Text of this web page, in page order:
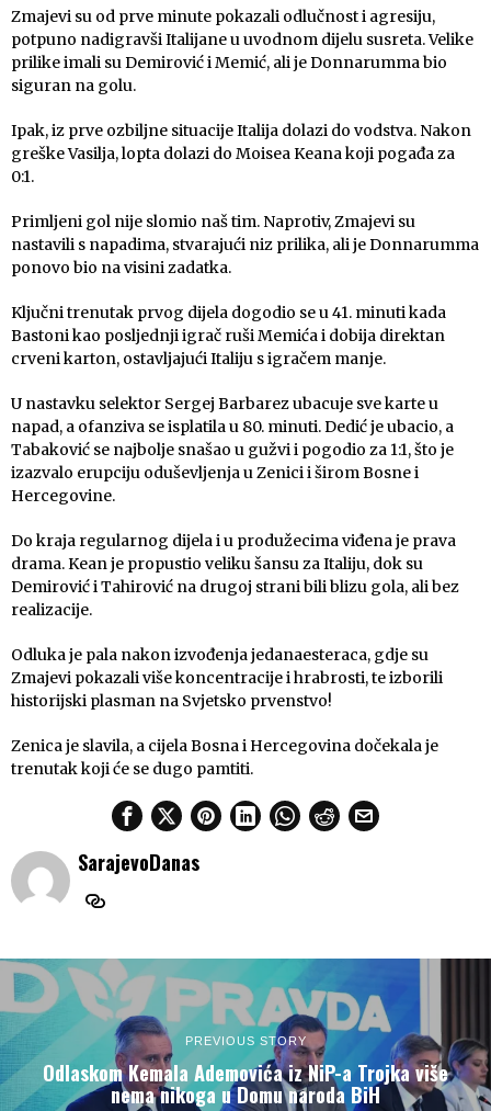
Zmajevi su od prve minute pokazali odlučnost i agresiju,
potpuno nadigravši Italijane u uvodnom dijelu susreta. Velike
prilike imali su Demirović i Memić, ali je Donnarumma bio
siguran na golu.
Ipak, iz prve ozbiljne situacije Italija dolazi do vodstva. Nakon
greške Vasilja, lopta dolazi do Moisea Keana koji pogađa za
0:1.
Primljeni gol nije slomio naš tim. Naprotiv, Zmajevi su
nastavili s napadima, stvarajući niz prilika, ali je Donnarumma
ponovo bio na visini zadatka.
Ključni trenutak prvog dijela dogodio se u 41. minuti kada
Bastoni kao posljednji igrač ruši Memića i dobija direktan
crveni karton, ostavljajući Italiju s igračem manje.
U nastavku selektor Sergej Barbarez ubacuje sve karte u
napad, a ofanziva se isplatila u 80. minuti. Dedić je ubacio, a
Tabaković se najbolje snašao u gužvi i pogodio za 1:1, što je
izazvalo erupciju oduševljenja u Zenici i širom Bosne i
Hercegovine.
Do kraja regularnog dijela i u produžecima viđena je prava
drama. Kean je propustio veliku šansu za Italiju, dok su
Demirović i Tahirović na drugoj strani bili blizu gola, ali bez
realizacije.
Odluka je pala nakon izvođenja jedanaesteraca, gdje su
Zmajevi pokazali više koncentracije i hrabrosti, te izborili
historijski plasman na Svjetsko prvenstvo!
Zenica je slavila, a cijela Bosna i Hercegovina dočekala je
trenutak koji će se dugo pamtiti.
SarajevoDanas
PREVIOUS STORY
Odlaskom Kemala Ademovića iz NiP-a Trojka više
nema nikoga u Domu naroda BiH